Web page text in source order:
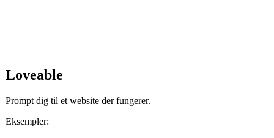
Loveable
Prompt dig til et website der fungerer.
Eksempler: